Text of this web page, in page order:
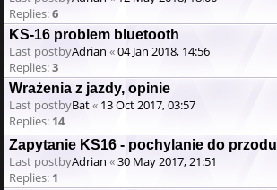
Replies:6
KS-16 problem bluetooth
Last postbyAdrian «04 Jan 2018, 14:56
Replies:3
Wrażenia z jazdy, opinie
Last postbyBat« 13 Oct 2017, 03:57
Replies: 14
Zapytanie KS16 - pochylanie do przodu
Last postbyAdrian «30 May 2017, 21:51
Replies: 1